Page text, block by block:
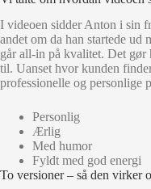
I videoen sidder Anton i sin
andet om da han startede
går all-in på kvalitet. Det gør
til. Uanset hvor kunden
professionelle og personlige
Personlig
Ærlig
Med humor
Fyldt med god energi
To versioner – så den virker